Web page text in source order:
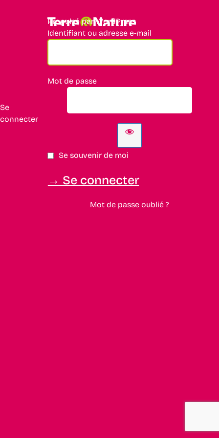
Se
connecter
Propulsé par WordPress
Identifiant ou adresse e-mail
Mot de passe
Se souvenir de moi
Mot de passe oublié ?